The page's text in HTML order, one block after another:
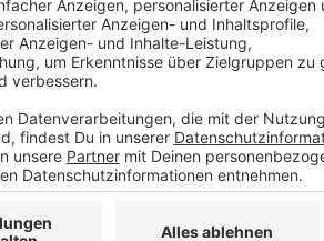
Der Sommer hat dieses Jahr
heißer, Schröder! Schon zum
jetzt will er uns gut gelaunt bis in
"Lass' mich mal machen." Also
24.